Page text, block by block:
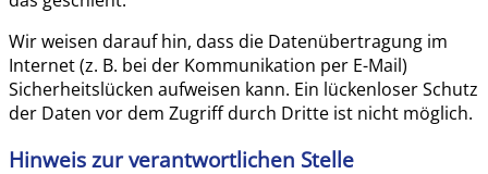
Wir weisen darauf hin, dass die Datenübertragung im
Internet (z. B. bei der Kommunikation per E-Mail)
Sicherheitslücken aufweisen kann. Ein lückenloser Schutz
der Daten vor dem Zugriff durch Dritte ist nicht möglich.
Hinweis zur verantwortlichen Stelle